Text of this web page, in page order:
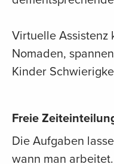
Virtuelle
Nomaden,
Kinder
Freie
Die Aufgaben
wann man